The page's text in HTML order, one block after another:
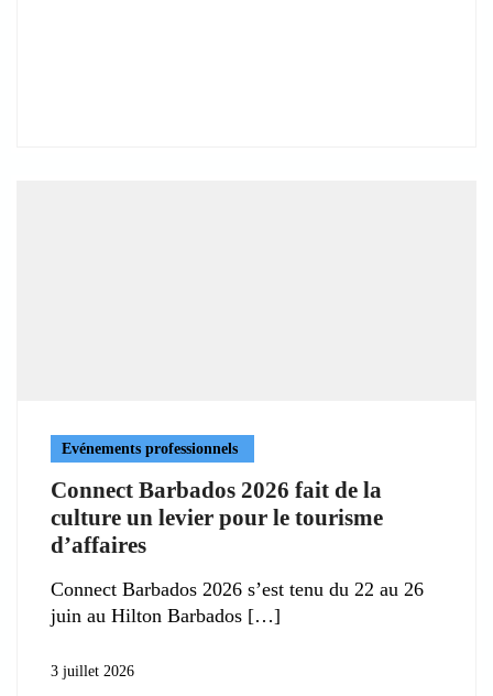
Evénements professionnels
Connect Barbados 2026 fait de la
culture un levier pour le tourisme
d’affaires
Connect Barbados 2026 s’est tenu du 22 au 26
juin au Hilton Barbados
3 juillet 2026